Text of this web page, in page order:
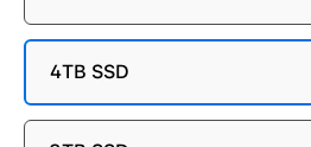
4TB SSD